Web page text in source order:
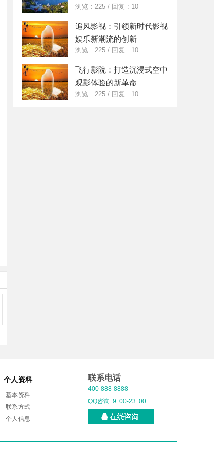
浏览 : 225 / 回复 : 10
追风影视：引领新时代影视
娱乐新潮流的创新
浏览 : 225 / 回复 : 10
飞行影院：打造沉浸式空中
观影体验的新革命
浏览 : 225 / 回复 : 10
个人资料
基本资料
联系方式
个人信息
联系电话
400-888-8888
QQ咨询: 9: 00-23: 00